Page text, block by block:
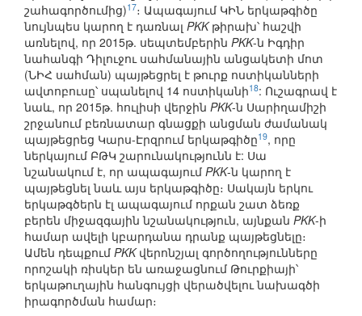
շահագործումից)17։ Ապագայում ԿԻՆ երկաթգիծը
նույնպես կարող է դառնալ PKKթիրախ՝ հաշվի
առնելով, որ 2015թ. սեպտեմբերին PKK-ն Իգդիր
նահանգի Դիլուջու սահմանային անցակետի մոտ
(ՆԻՀ սահման) պայթեցրել է թուրք ոստիկանների
ավտոբուսը՝ սպանելով 14 ոստիկանի18: Ուշագրավ է
նաև, որ 2015թ. հուլիսի վերջին PKK-ն Սարիղամիշի
շրջանում բեռնատար գնացքի անցման ժամանակ
պայթեցրեց Կարս-Էրզրում երկաթգիծը19, որը
ներկայում ԲԹԿ շարունակությունն է: Սա
նշանակում է, որ ապագայում PKK-ն կարող է
պայթեցնել նաև այս երկաթգիծը։ Սակայն երկու
երկաթգծերն էլ ապագայում որքան շատ ձեռք
բերեն միջազգային նշանակություն, այնքան PKK-ի
համար ավելի կբարդանա դրանք պայթեցնելը։
Ամեն դեպքում PKKվերոնշյալ գործողությունները
որոշակի ռիսկեր են առաջացնում Թուրքիայի՝
երկաթուղային հանգույցի վերածվելու նախագծի
իրագործման համար։